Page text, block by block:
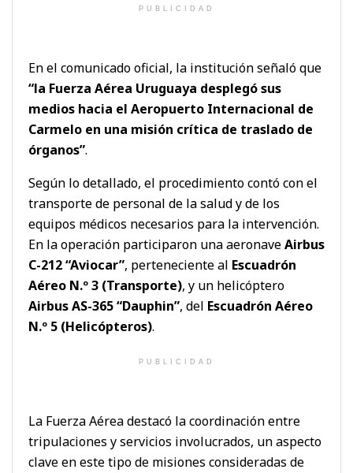
PUBLICIDAD
En el comunicado oficial, la institución señaló que
“la Fuerza Aérea Uruguaya desplegó sus
medios hacia el Aeropuerto Internacional de
Carmelo en una misión crítica de traslado de
órganos”.
Según lo detallado, el procedimiento contó con el
transporte de personal de la salud y de los
equipos médicos necesarios para la intervención.
En la operación participaron una aeronaveAirbus
C-212 “Aviocar”, perteneciente al Escuadrón
Aéreo N.º 3 (Transporte), y un helicóptero
Airbus AS-365 “Dauphin”, del Escuadrón Aéreo
N.º 5 (Helicópteros).
PUBLICIDAD
La Fuerza Aérea destacó la coordinación entre
tripulaciones y servicios involucrados, un aspecto
clave en este tipo de misiones consideradas de